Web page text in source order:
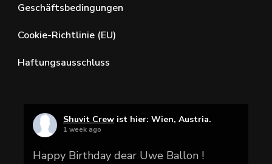
Geschäftsbedingungen
Cookie-Richtlinie (EU)
Haftungsausschluss
Shuvit Crew ist hier: Wien, Austria.
1 week ago
Happy Birthday dear Uwe Ballon !